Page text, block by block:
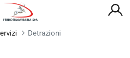
Detrazioni